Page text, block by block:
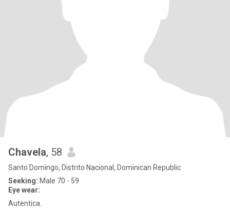
Chavela, 58
Santo Domingo, Distrito Nacional, Dominican Republic
Seeking: Male 70 - 59
Eye wear:
Autentica.